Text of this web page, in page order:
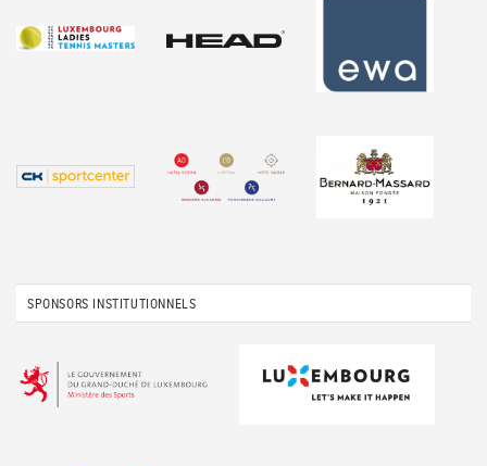
SPONSORS INSTITUTIONNELS